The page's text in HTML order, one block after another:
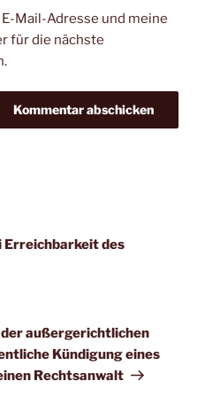
Mail-Adresse und meine
für die nächste
Erreichbarkeit des
außergerichtlichen
Kündigung eines
Rechtsanwalt